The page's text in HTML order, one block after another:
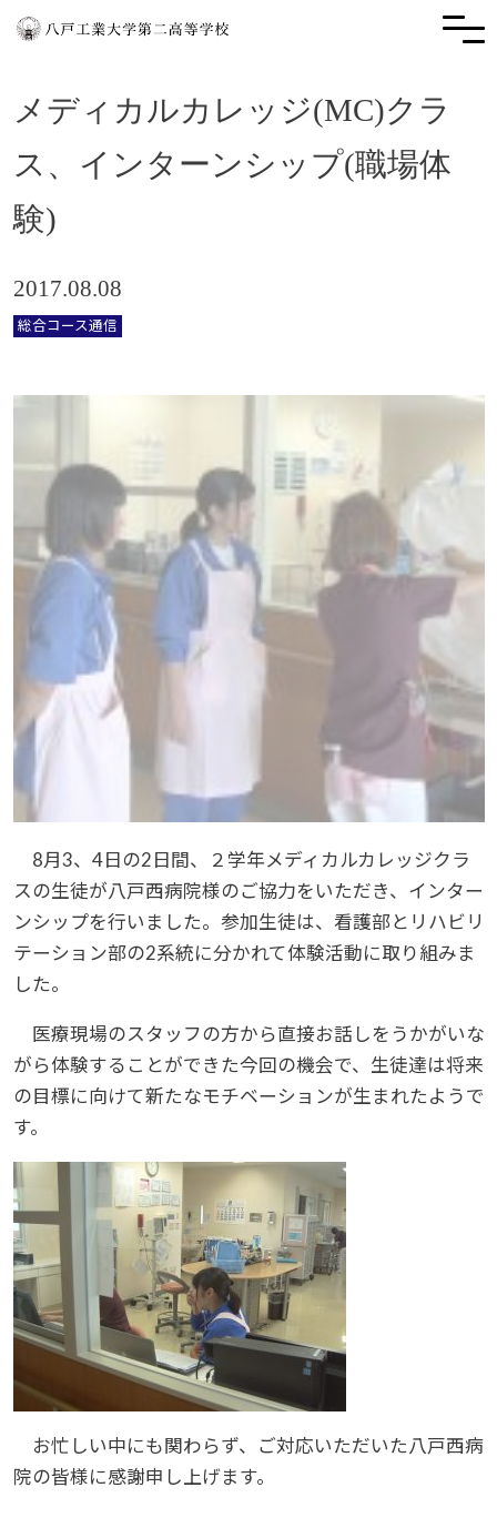
メディカルカレッジ(MC)クラ
ス、インターンシップ(職場体
験)
2017.08.08
総合コース通信
8月3、4日の2日間、２学年メディカルカレッジクラ
スの生徒が八戸西病院様のご協力をいただき、インター
ンシップを行いました。参加生徒は、看護部とリハビリ
テーション部の2系統に分かれて体験活動に取り組みま
した。
医療現場のスタッフの方から直接お話しをうかがいな
がら体験することができた今回の機会で、生徒達は将来
の目標に向けて新たなモチベーションが生まれたようで
す。
お忙しい中にも関わらず、ご対応いただいた八戸西病
院の皆様に感謝申し上げます。